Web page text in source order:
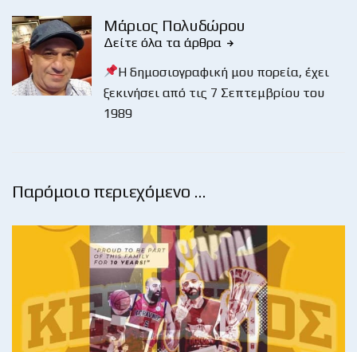
Μάριος Πολυδώρου
Δείτε όλα τα άρθρα
Η δημοσιογραφική μου πορεία, έχει
ξεκινήσει από τις 7 Σεπτεμβρίου του
1989
Παρόμοιο περιεχόμενο …